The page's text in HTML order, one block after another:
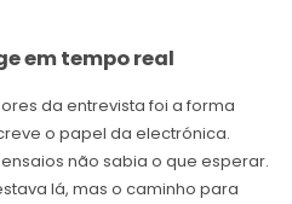
em tempo real
da entrevista foi a forma
o papel da electrónica.
não sabia o que esperar.
lá, mas o caminho para